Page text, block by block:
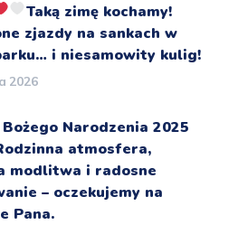
Taką zimę kochamy!
zjazdy na sankach w
i niesamowity kulig!
2026
Narodzenia 2025
atmosfera,
modlitwa i radosne
– oczekujemy na
Pana.